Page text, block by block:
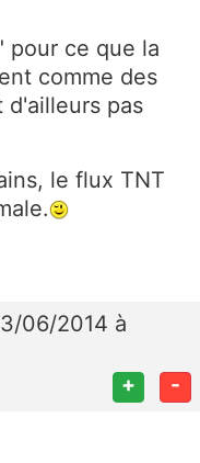
pour ce que la
comme des
d'ailleurs pas
le flux TNT
06/2014 à
+ -